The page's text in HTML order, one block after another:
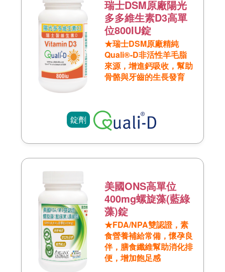
瑞士DSM原廠陽光
多多維生素D3高單
位800IU錠
★瑞士DSM原廠精純
Quali®-D非活性羊毛脂
來源，增進鈣吸收，幫助
骨骼與牙齒的生長發育
錠劑
美國ONS高單位
400mg螺旋藻(藍綠
藻)錠
★FDA/NPA雙認證，素
食營養補給常備，懷孕良
伴，膳食纖維幫助消化排
便，增加飽足感